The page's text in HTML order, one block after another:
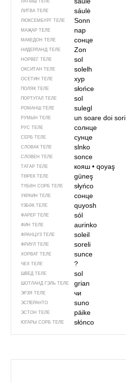
ЛАТЫШ ТЕЛЕ
ЛИТВА ТЕЛЕ sáulė
ЛЮКСЕМБУРГ ТЕЛЕ Sonn
МАҖАР ТЕЛЕ nap
МАКЕДОН ТЕЛЕ сонце
НИДЕРЛАНД ТЕЛЕ Zon
НОРВЕГ ТЕЛЕ sol
ОКСИТАН ТЕЛЕ solelh
ОСЕТИН ТЕЛЕ хур
ПОЛЯК ТЕЛЕ słońce
ПОРТУГАЛ ТЕЛЕ sol
РОМАНШ ТЕЛЕ sulegl
РУМЫН ТЕЛЕ un soaredoi sori
РУС ТЕЛЕ солнце
СЕРБ ТЕЛЕ сунце
СЛОВАК ТЕЛЕ slnko
СЛОВЕН ТЕЛЕ sonce
ТАТАР ТЕЛЕ кояш• qoyaş
ТӨРЕК ТЕЛЕ güneş
ТҮБӘН СОРБ ТЕЛЕ słyńco
УКРАИН ТЕЛЕ сонце
ҮЗБӘК ТЕЛЕ quyosh
ФАРЕР ТЕЛЕ sól
ФИН ТЕЛЕ aurinko
ФРАНЦУЗ ТЕЛЕ soleil
ФРИУЛ ТЕЛЕ soreli
ХОРВАТ ТЕЛЕ sunce
ЧЕХ ТЕЛЕ ?
ШВЕД ТЕЛЕ sol
ШОТЛАНД ГЭЛЬ ТЕЛЕ grian
ЭРЗЯ ТЕЛЕ чи
ЭСПЕРАНТО suno
ЭСТОН ТЕЛЕ päike
ЮГАРЫ СОРБ ТЕЛЕ słónco